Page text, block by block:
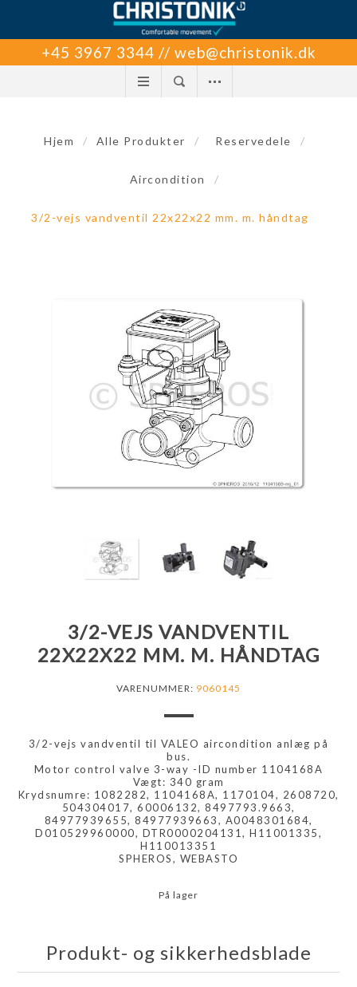
+45 3967 3344 // web@christonik.dk
Hjem / Alle Produkter / Reservedele /
Aircondition /
3/2-vejs vandventil 22x22x22 mm. m. håndtag
3/2-VEJS VANDVENTIL
22X22X22 MM. M. HÅNDTAG
VARENUMMER: 9060145
3/2-vejs vandventil til VALEO aircondition anlæg på
bus.
Motor control valve 3-way -ID number 1104168A
Vægt: 340 gram
Krydsnumre: 1082282, 1104168A, 1170104, 2608720,
504304017, 60006132, 8497793.9663,
84977939655, 84977939663, A0048301684,
D010529960000, DTR0000204131, H11001335,
H110013351
SPHEROS, WEBASTO
På lager
Produkt- og sikkerhedsblade